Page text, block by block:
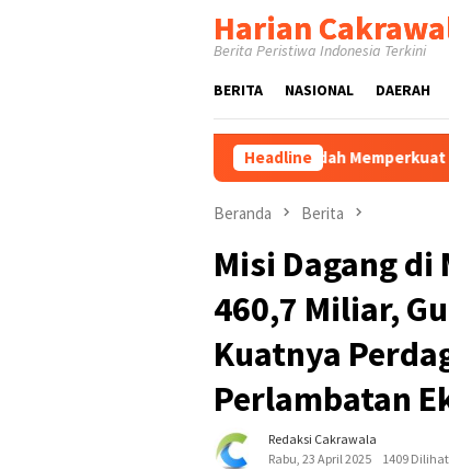
Harian
Berita Peristiwa Indonesia Terkini
BERITA NASIONAL DAERAH
Headline
XII Jadi Wadah Memperkuat Persatuan,
Beranda Berita
Misi Dagang
460,7 Miliar,
Kuatnya
Perlambatan
Redaksi Cakrawala
Rabu, 23 April 2025
1409 Dilihat